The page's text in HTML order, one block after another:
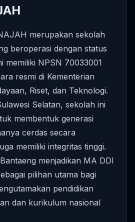
merupakan sekolah
beroperasi dengan status
memiliki NPSN 70033001
resmi di Kementerian
Riset, dan Teknologi.
Selatan, sekolah ini
membentuk generasi
cerdas secara
memiliki integritas tinggi.
menjadikan MA DDI
pilihan utama bagi
pendidikan
dan kurikulum nasional